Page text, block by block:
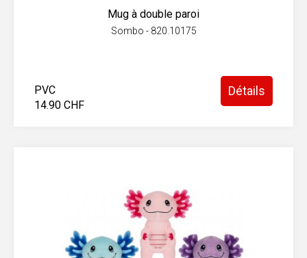
Mug à double paroi
Sombo - 820.10175
PVC
14.90 CHF
Détails